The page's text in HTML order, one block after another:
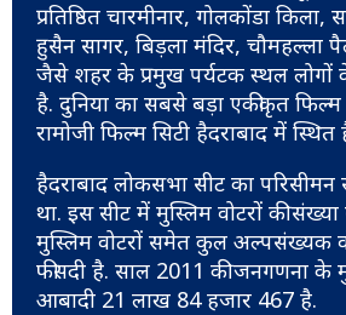
प्रतिष्ठित चारमीनार, गोलकोंडा
हुसैन सागर, बिड़ला मंदिर, चौमहल्ला
जैसे शहर के प्रमुख पर्यटक स्थल
है. दुनिया का सबसे बड़ा एकीकृत फिल्म
रामोजी फिल्म सिटी हैदराबाद में स्थित
हैदराबाद लोकसभा सीट का
था. इस सीट में मुस्लिम वोटरों की
मुस्लिम वोटरों समेत कुल अल्पसंख्यक
फीसदी है. साल 2011 की जनगणना के
आबादी 21 लाख 84 हजार 467 है.